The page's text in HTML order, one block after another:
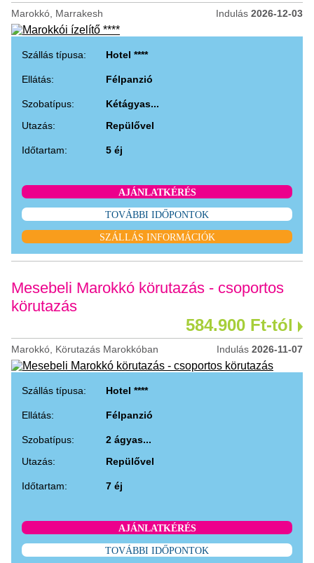
Marokkó, Marrakesh Indulás 2026-12-03
Szállás típusa: Hotel ****
Ellátás: Félpanzió
Szobatípus:
Kétágyas...
Utazás:
Repülővel
Időtartam: 5 éj
AJÁNLATKÉRÉS
TOVÁBBI IDŐPONTOK
SZÁLLÁS INFORMÁCIÓK
Mesebeli Marokkó körutazás - csoportos
körutazás
584.900 Ft-tól
Marokkó, Körutazás Marokkóban Indulás 2026-11-07
Szállás típusa: Hotel ****
Ellátás: Félpanzió
Szobatípus:
2 ágyas...
Utazás:
Repülővel
Időtartam: 7 éj
AJÁNLATKÉRÉS
TOVÁBBI IDŐPONTOK